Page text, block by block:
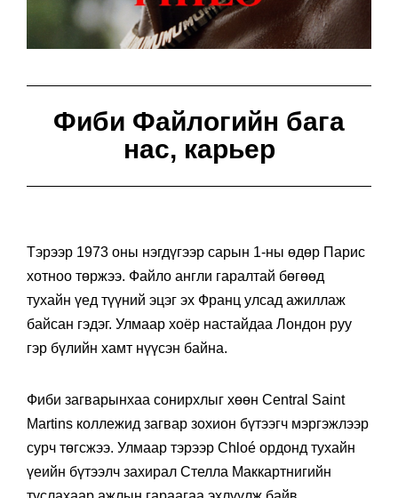
Фиби Файлогийн бага
нас, карьер
Тэрээр 1973 оны нэгдүгээр сарын 1-ны өдөр Парис
хотноо төржээ. Файло англи гаралтай бөгөөд
тухайн үед түүний эцэг эх Франц улсад ажиллаж
байсан гэдэг. Улмаар хоёр настайдаа Лондон руу
гэр бүлийн хамт нүүсэн байна.
Фиби загварынхаа сонирхлыг хөөн Central Saint
Martins коллежид загвар зохион бүтээгч мэргэжлээр
сурч төгсжээ. Улмаар тэрээр Chloé ордонд тухайн
үеийн бүтээлч захирал Стелла Маккартнигийн